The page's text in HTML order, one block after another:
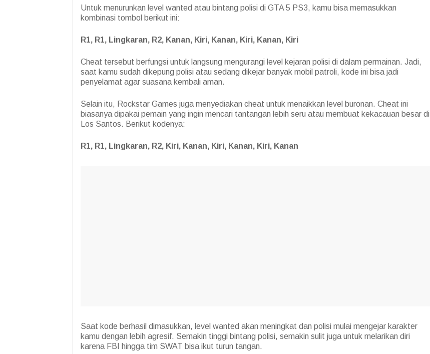
Untuk menurunkan level wanted atau bintang polisi di GTA 5 PS3, kamu bisa memasukkan
kombinasi tombol berikut ini:
R1, R1, Lingkaran, R2, Kanan, Kiri, Kanan, Kiri, Kanan, Kiri
Cheat tersebut berfungsi untuk langsung mengurangi level kejaran polisi di dalam permainan. Jadi,
saat kamu sudah dikepung polisi atau sedang dikejar banyak mobil patroli, kode ini bisa jadi
penyelamat agar suasana kembali aman.
Selain itu, Rockstar Games juga menyediakan cheat untuk menaikkan level buronan. Cheat ini
biasanya dipakai pemain yang ingin mencari tantangan lebih seru atau membuat kekacauan besar di
Los Santos. Berikut kodenya:
R1, R1, Lingkaran, R2, Kiri, Kanan, Kiri, Kanan, Kiri, Kanan
Saat kode berhasil dimasukkan, level wanted akan meningkat dan polisi mulai mengejar karakter
kamu dengan lebih agresif. Semakin tinggi bintang polisi, semakin sulit juga untuk melarikan diri
karena FBI hingga tim SWAT bisa ikut turun tangan.